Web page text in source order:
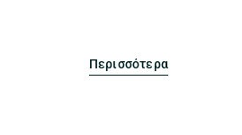
Περισσότερα